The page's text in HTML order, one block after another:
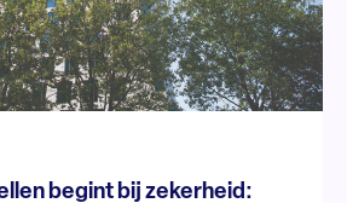
begint bij zekerheid: